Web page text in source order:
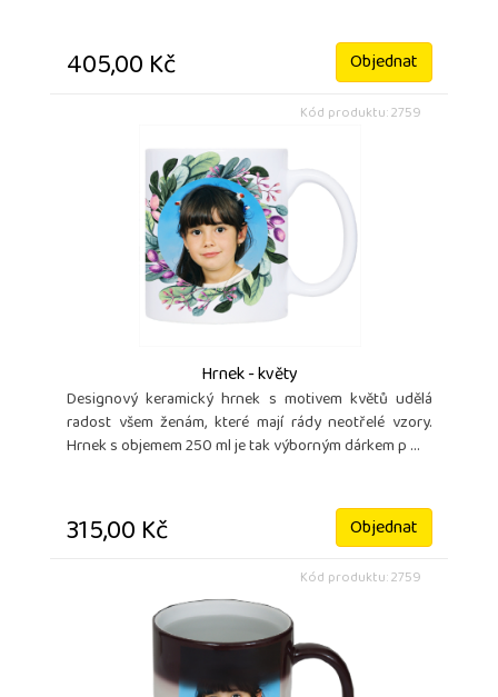
405,00 Kč Objednat
Kód produktu: 2759
Hrnek - květy
Designový keramický hrnek s motivem květů udělá
radost všem ženám, které mají rády neotřelé vzory.
Hrnek s objemem 250 ml je tak výborným dárkem p ...
315,00 Kč Objednat
Kód produktu: 2759